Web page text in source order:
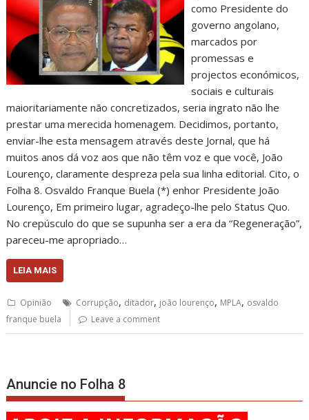
como Presidente do
governo angolano,
marcados por
promessas e
projectos económicos,
sociais e culturais
maioritariamente não concretizados, seria ingrato não lhe
prestar uma merecida homenagem. Decidimos, portanto,
enviar-lhe esta mensagem através deste Jornal, que há
muitos anos dá voz aos que não têm voz e que você, João
Lourenço, claramente despreza pela sua linha editorial. Cito, o
Folha 8. Osvaldo Franque Buela (*) enhor Presidente João
Lourenço, Em primeiro lugar, agradeço-lhe pelo Status Quo.
No crepúsculo do que se supunha ser a era da “Regeneração”,
pareceu-me apropriado…
LEIA MAIS
Opinião Corrupção, ditador, joão lourenço, MPLA, osvaldo
franque buela
Leave a comment
Anuncie no Folha 8